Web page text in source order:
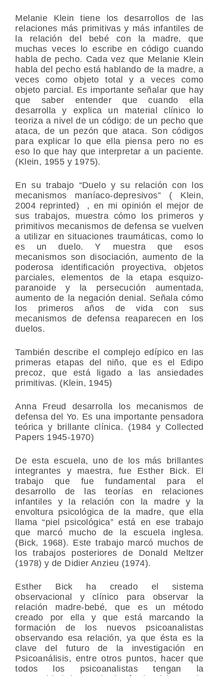
Melanie Klein tiene los desarrollos de las
relaciones más primitivas y más infantiles de
la relación del bebé con la madre, que
muchas veces lo escribe en código cuando
habla de pecho. Cada vez que Melanie Klein
habla del pecho está hablando de la madre, a
veces como objeto total y a veces como
objeto parcial. Es importante señalar que hay
que saber entender que cuando ella
desarrolla y explica un material clínico lo
teoriza a nivel de un código: de un pecho que
ataca, de un pezón que ataca. Son códigos
para explicar lo que ella piensa pero no es
eso lo que hay que interpretar a un paciente.
(Klein, 1955 y 1975).
En su trabajo “Duelo y su relación con los
mecanismos maníaco-depresivos” ( Klein,
2004 reprinted) , en mi opinión el mejor de
sus trabajos, muestra cómo los primeros y
primitivos mecanismos de defensa se vuelven
a utilizar en situaciones traumáticas, como lo
es un duelo. Y muestra que esos
mecanismos son disociación, aumento de la
poderosa identificación proyectiva, objetos
parciales, elementos de la etapa esquizo-
paranoide y la persecución aumentada,
aumento de la negación denial. Señala cómo
los primeros años de vida con sus
mecanismos de defensa reaparecen en los
duelos.
También describe el complejo edípico en las
primeras etapas del niño, que es el Edipo
precoz, que está ligado a las ansiedades
primitivas. (Klein, 1945)
Anna Freud desarrolla los mecanismos de
defensa del Yo. Es una importante pensadora
teórica y brillante clínica. (1984 y Collected
Papers 1945-1970)
De esta escuela, uno de los más brillantes
integrantes y maestra, fue Esther Bick. El
trabajo que fue fundamental para el
desarrollo de las teorías en relaciones
infantiles y la relación con la madre y la
envoltura psicológica de la madre, que ella
llama “piel psicológica” está en ese trabajo
que marcó mucho de la escuela inglesa.
(Bick, 1968). Este trabajo marcó muchos de
los trabajos posteriores de Donald Meltzer
(1978) y de Didier Anzieu (1974).
Esther Bick ha creado el sistema
observacional y clínico para observar la
relación madre-bebé, que es un método
creado por ella y que está marcando la
formación de los nuevos psicoanalistas
observando esa relación, ya que ésta es la
clave del futuro de la investigación en
Psicoanálisis, entre otros puntos, hacer que
todos los psicoanalistas tengan la